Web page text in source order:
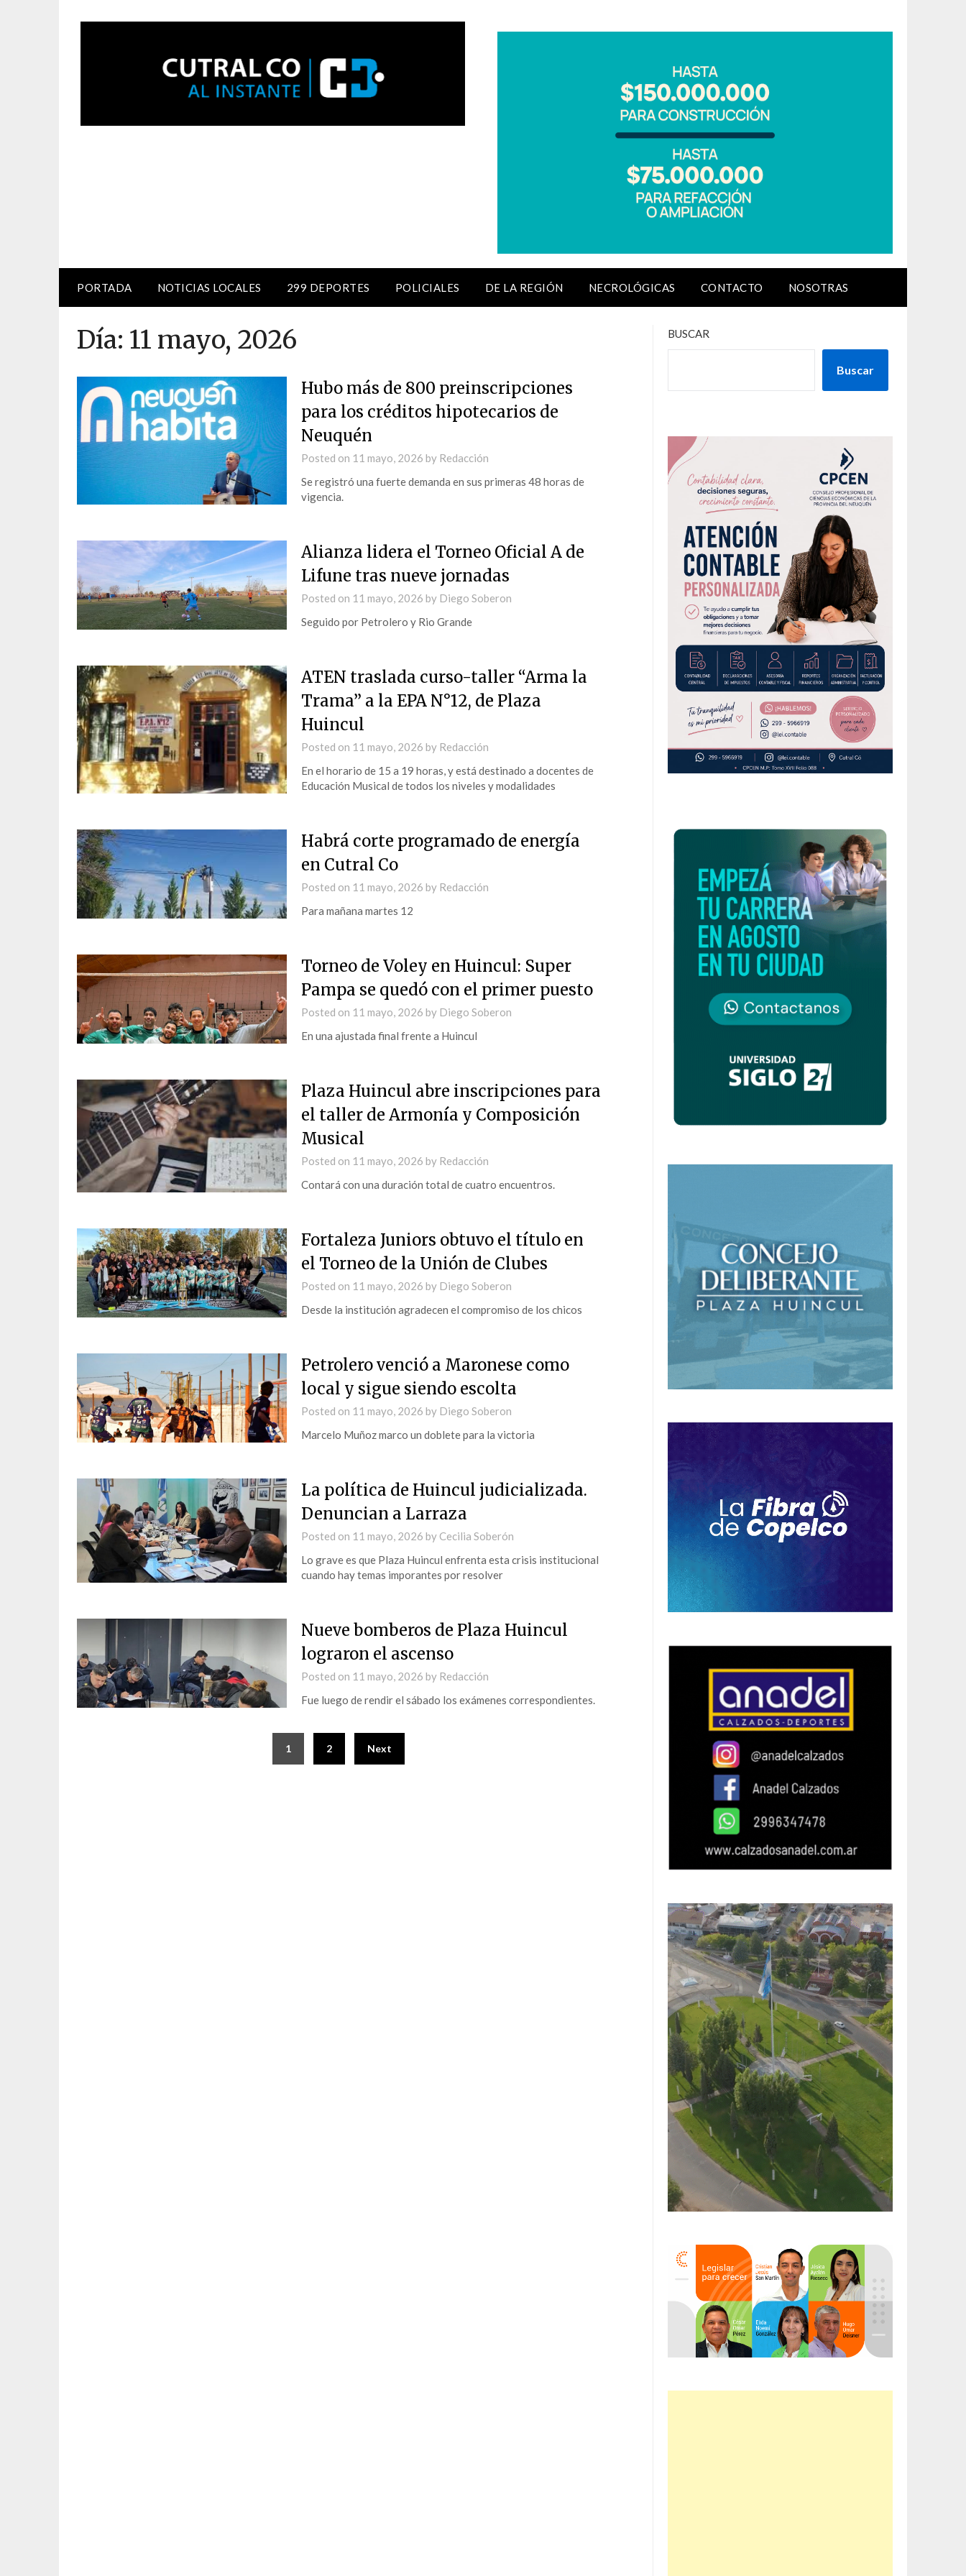
PORTADA NOTICIAS LOCALES 299 DEPORTES POLICIALES DE LA REGIÓN NECROLÓGICAS CONTACTO NOSOTRAS
Día: 11 mayo, 2026
Hubo más de 800 preinscripciones
para los créditos hipotecarios de
Neuquén
Posted on 11 mayo, 2026 by Redacción
Se registró una fuerte demanda en sus primeras 48 horas de
vigencia.
Alianza lidera el Torneo Oficial A de
Lifune tras nueve jornadas
Posted on 11 mayo, 2026 by Diego Soberon
Seguido por Petrolero y Rio Grande
ATEN traslada curso-taller “Arma la
Trama” a la EPA N°12, de Plaza
Huincul
Posted on 11 mayo, 2026 by Redacción
En el horario de 15 a 19 horas, y está destinado a docentes de
Educación Musical de todos los niveles y modalidades
Habrá corte programado de energía
en Cutral Co
Posted on 11 mayo, 2026 by Redacción
Para mañana martes 12
Torneo de Voley en Huincul: Super
Pampa se quedó con el primer puesto
Posted on 11 mayo, 2026 by Diego Soberon
En una ajustada final frente a Huincul
Plaza Huincul abre inscripciones para
el taller de Armonía y Composición
Musical
Posted on 11 mayo, 2026 by Redacción
Contará con una duración total de cuatro encuentros.
Fortaleza Juniors obtuvo el título en
el Torneo de la Unión de Clubes
Posted on 11 mayo, 2026 by Diego Soberon
Desde la institución agradecen el compromiso de los chicos
Petrolero venció a Maronese como
local y sigue siendo escolta
Posted on 11 mayo, 2026 by Diego Soberon
Marcelo Muñoz marco un doblete para la victoria
La política de Huincul judicializada.
Denuncian a Larraza
Posted on 11 mayo, 2026 by Cecilia Soberón
Lo grave es que Plaza Huincul enfrenta esta crisis institucional
cuando hay temas imporantes por resolver
Nueve bomberos de Plaza Huincul
lograron el ascenso
Posted on 11 mayo, 2026 by Redacción
Fue luego de rendir el sábado los exámenes correspondientes.
1 2 Next
BUSCAR
Buscar